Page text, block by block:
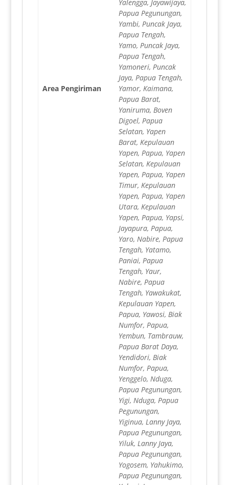
Area Pengiriman
Yalengga, Jayawijaya,
Papua Pegunungan,
Yambi, Puncak Jaya,
Papua Tengah,
Yamo, Puncak Jaya,
Papua Tengah,
Yamoneri, Puncak
Jaya, Papua Tengah,
Yamor, Kaimana,
Papua Barat,
Yaniruma, Boven
Digoel, Papua
Selatan, Yapen
Barat, Kepulauan
Yapen, Papua, Yapen
Selatan, Kepulauan
Yapen, Papua, Yapen
Timur, Kepulauan
Yapen, Papua, Yapen
Utara, Kepulauan
Yapen, Papua, Yapsi,
Jayapura, Papua,
Yaro, Nabire, Papua
Tengah, Yatamo,
Paniai, Papua
Tengah, Yaur,
Nabire, Papua
Tengah, Yawakukat,
Kepulauan Yapen,
Papua, Yawosi, Biak
Numfor, Papua,
Yembun, Tambrauw,
Papua Barat Daya,
Yendidori, Biak
Numfor, Papua,
Yenggelo, Nduga,
Papua Pegunungan,
Yigi, Nduga, Papua
Pegunungan,
Yiginua, Lanny Jaya,
Papua Pegunungan,
Yiluk, Lanny Jaya,
Papua Pegunungan,
Yogosem, Yahukimo,
Papua Pegunungan,